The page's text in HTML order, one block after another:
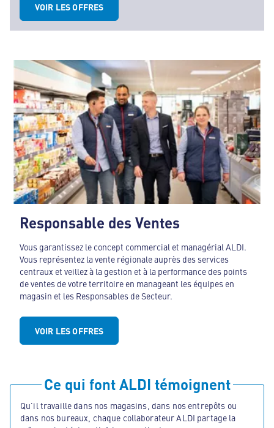
VOIR LES OFFRES
Responsable des Ventes
Vous garantissez le concept commercial et managérial ALDI.
Vous représentez la vente régionale auprès des services
centraux et veillez à la gestion et à la performance des points
de ventes de votre territoire en manageant les équipes en
magasin et les Responsables de Secteur.
VOIR LES OFFRES
Ce qui font ALDI témoignent
Qu’il travaille dans nos magasins, dans nos entrepôts ou
dans nos bureaux, chaque collaborateur ALDI partage la